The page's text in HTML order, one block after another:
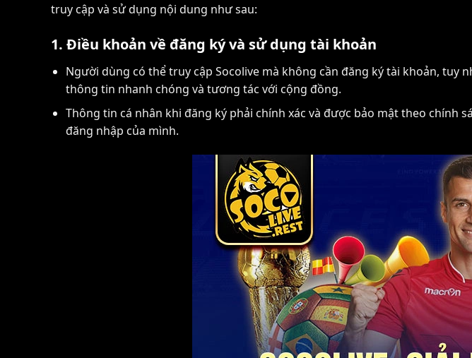
truy cập và sử dụng nội dung như sau:
1. Điều khoản về đăng ký và sử dụng tài khoản
Người dùng có thể truy cập Socolive mà không cần đăng ký tài khoản, tuy
thông tin nhanh chóng và tương tác với cộng đồng.
Thông tin cá nhân khi đăng ký phải chính xác và được bảo mật theo chính
đăng nhập của mình.